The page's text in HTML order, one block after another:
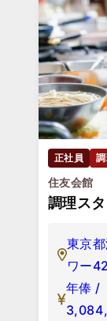
正社員
住友会館
調理ス
東京
ワー
年俸 /